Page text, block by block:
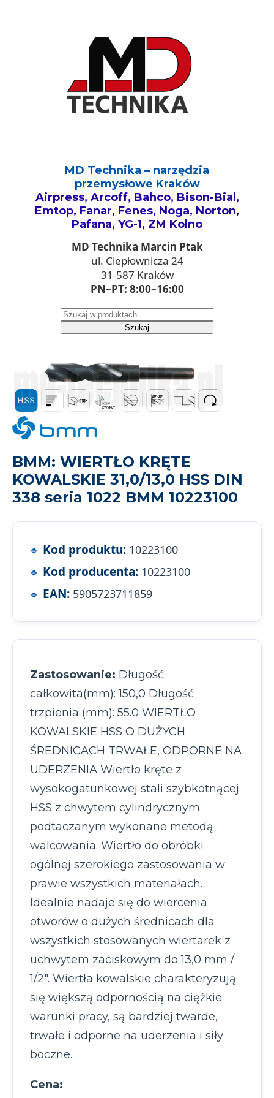
MD Technika – narzędzia
przemysłowe Kraków
Airpress, Arcoff, Bahco, Bison-Bial,
Emtop, Fanar, Fenes, Noga, Norton,
Pafana, YG-1, ZM Kolno
MD Technika Marcin Ptak
ul. Ciepłownicza 24
31-587 Kraków
PN–PT: 8:00–16:00
Szukaj
BMM: WIERTŁO KRĘTE
KOWALSKIE 31,0/13,0 HSS DIN
338 seria 1022 BMM 10223100
Kod produktu: 10223100
Kod producenta: 10223100
EAN: 5905723711859
Zastosowanie: Długość
całkowita(mm): 150,0 Długość
trzpienia (mm): 55.0 WIERTŁO
KOWALSKIE HSS O DUŻYCH
ŚREDNICACH TRWAŁE, ODPORNE NA
UDERZENIA Wiertło kręte z
wysokogatunkowej stali szybkotnącej
HSS z chwytem cylindrycznym
podtaczanym wykonane metodą
walcowania. Wiertło do obróbki
ogólnej szerokiego zastosowania w
prawie wszystkich materiałach.
Idealnie nadaje się do wiercenia
otworów o dużych średnicach dla
wszystkich stosowanych wiertarek z
uchwytem zaciskowym do 13,0 mm /
1/2″. Wiertła kowalskie charakteryzują
się większą odpornością na ciężkie
warunki pracy, są bardziej twarde,
trwałe i odporne na uderzenia i siły
boczne.
Cena: